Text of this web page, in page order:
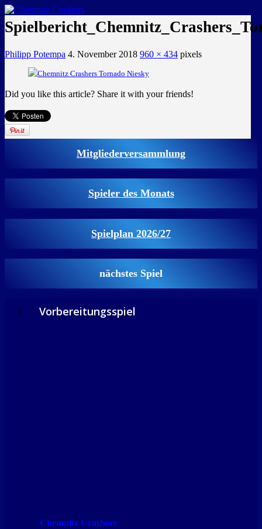
GEMEINSAM EINE LEIDENSCHAFT
Philipp Potempa 4. November 2018 960 × 434 pixels
Did you like this article? Share it with your friends!
Mitgliederversammlung
Spieler des Monats
Spielplan 2026/27
nächstes Spiel
Vorbereitungsspiel
Chemnitz Crashers